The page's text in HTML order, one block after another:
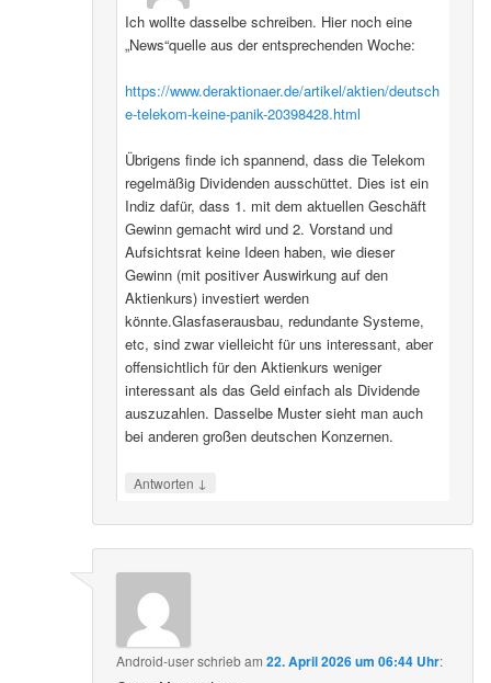
Ich wollte dasselbe schreiben. Hier noch eine
„News“quelle aus der entsprechenden Woche:
https://www.deraktionaer.de/artikel/aktien/deutsch
e-telekom-keine-panik-20398428.html
Übrigens finde ich spannend, dass die Telekom
regelmäßig Dividenden ausschüttet. Dies ist ein
Indiz dafür, dass 1. mit dem aktuellen Geschäft
Gewinn gemacht wird und 2. Vorstand und
Aufsichtsrat keine Ideen haben, wie dieser
Gewinn (mit positiver Auswirkung auf den
Aktienkurs) investiert werden
könnte.Glasfaserausbau, redundante Systeme,
etc, sind zwar vielleicht für uns interessant, aber
offensichtlich für den Aktienkurs weniger
interessant als das Geld einfach als Dividende
auszuzahlen. Dasselbe Muster sieht man auch
bei anderen großen deutschen Konzernen.
Antworten ↓
Android-userschriebam22. April 2026 um 06:44 Uhr: